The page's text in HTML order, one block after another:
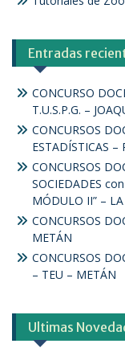
Entradas
CONCURSO
T.U.S.P.G. –
CONCURSOS
ESTADÍSTICAS –
CONCURSOS
SOCIEDADES
MÓDULO II” –
CONCURSOS
METÁN
CONCURSOS
– TEU – METÁN
Ultimas